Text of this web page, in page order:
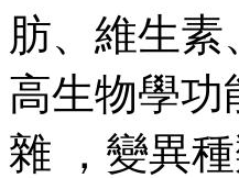
肪、維生
高生物學功
雜 ，變異